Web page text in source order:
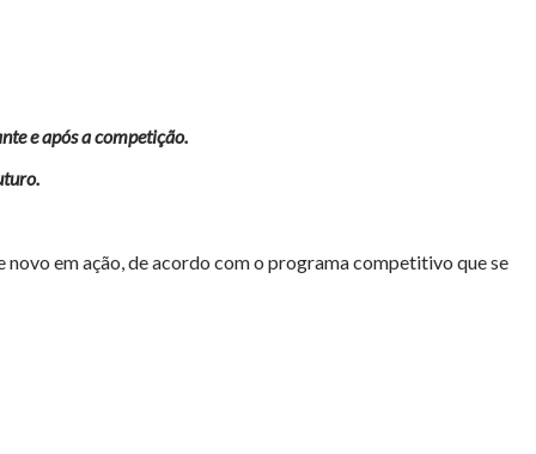
e após a competição.
em ação, de acordo com o programa competitivo que se